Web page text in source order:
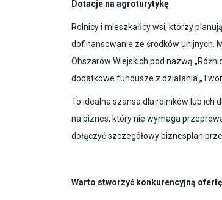
Dotacje na agroturytykę
Rolnicy i mieszkańcy wsi, którzy
dofinansowanie ze środków unijnych.
Obszarów Wiejskich pod nazwą
dodatkowe fundusze z działania
To idealna szansa dla rolników lub ich
na biznes, który nie wymaga
dołączyć szczegółowy biznesplan
Warto stworzyć konkurencyjną ofertę